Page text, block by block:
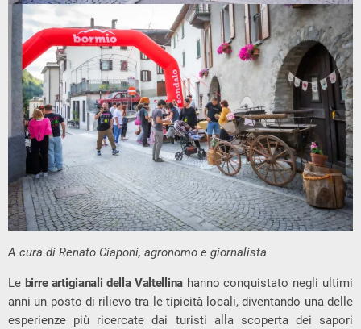
A cura di Renato Ciaponi, agronomo e giornalista
Le birre artigianali della Valtellinahanno conquistato negli ultimi
anni un posto di rilievo tra le tipicità locali, diventando una delle
esperienze più ricercate dai turisti alla scoperta dei sapori